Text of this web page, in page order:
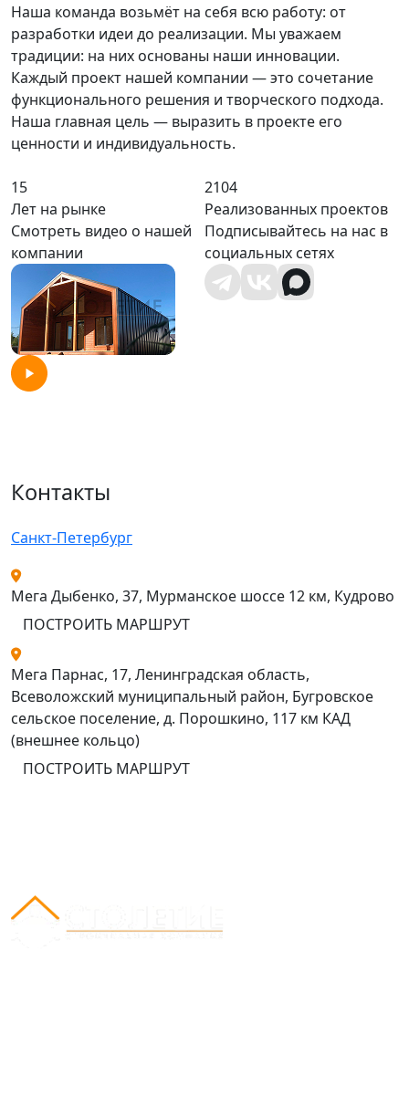
Наша команда возьмёт на себя всю работу: от
разработки идеи до реализации. Мы уважаем
традиции: на них основаны наши инновации.
Каждый проект нашей компании — это сочетание
функционального решения и творческого подхода.
Наша главная цель — выразить в проекте его
ценности и индивидуальность.
15
Лет на рынке
2104
Реализованных проектов
Смотреть видео о нашей
компании
Подписывайтесь на нас в
социальных сетях
Контакты
Санкт-Петербург
Мега Дыбенко, 37, Мурманское шоссе 12 км, Кудрово
ПОСТРОИТЬ МАРШРУТ
Мега Парнас, 17, Ленинградская область,
Всеволожский муниципальный район, Бугровское
сельское поселение, д. Порошкино, 117 км КАД
(внешнее кольцо)
ПОСТРОИТЬ МАРШРУТ